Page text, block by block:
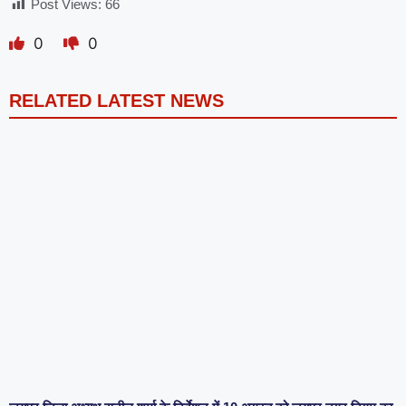
Post Views: 66
0 0
RELATED LATEST NEWS